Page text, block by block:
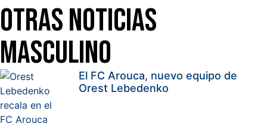
Otras Noticias
Masculino
El FC Arouca, nuevo equipo de
Orest Lebedenko